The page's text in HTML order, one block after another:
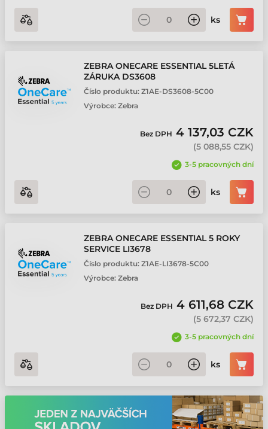
ks
ZEBRA ONECARE ESSENTIAL 5LETÁ
ZÁRUKA DS3608
Číslo produktu: Z1AE-DS3608-5C00
Výrobce: Zebra
Bez DPH 4 137,03 CZK
(5 088,55 CZK)
3-5 pracovných dní
ks
ZEBRA ONECARE ESSENTIAL 5 ROKY
SERVICE LI3678
Číslo produktu: Z1AE-LI3678-5C00
Výrobce: Zebra
Bez DPH 4 611,68 CZK
(5 672,37 CZK)
3-5 pracovných dní
ks